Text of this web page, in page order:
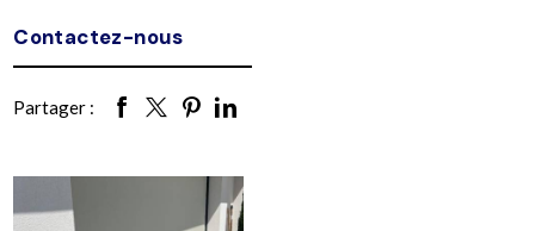
Contactez-nous
Partager :